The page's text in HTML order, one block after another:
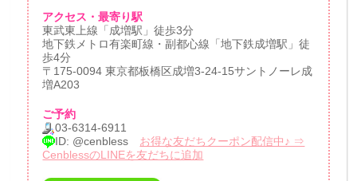
アクセス・最寄り駅
東武東上線「成増駅」徒歩3分
地下鉄メトロ有楽町線・副都心線「地下鉄成増駅」徒
歩4分
〒175-0094 東京都板橋区成増3-24-15サントノーレ成
増A203
ご予約
03-6314-6911
ID: @cenbless お得な友だちクーポン配信中♪ ⇒
CenblessのLINEを友だちに追加